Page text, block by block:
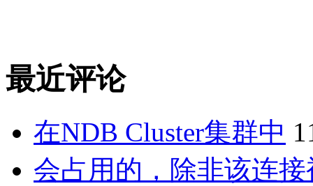
最近评论
在NDB Cluster集群中
会占用的，除非该连